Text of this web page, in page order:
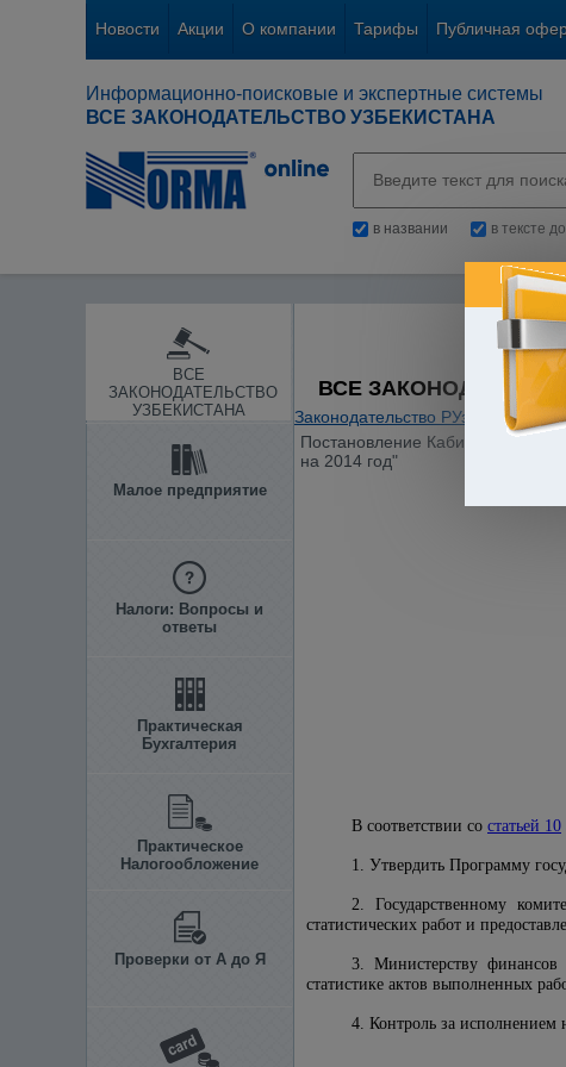
Новости Акции О компании Тарифы Публичная
Информационно-поисковые и экспертные системы
ВСЕ ЗАКОНОДАТЕЛЬСТВО УЗБЕКИСТАНА
в названии в тексте
ВСЕ
ЗАКОНОДАТЕЛЬСТВО
УЗБЕКИСТАНА
Малое предприятие
Налоги: Вопросы и
ответы
Практическая
Бухгалтерия
Практическое
Налогообложение
Проверки от А до Я
ВСЕ
Законодательство РУз
Постановление Кабинета
на 2014 год"
В соответствии со статьей 10
1. Утвердить Программу
2. Государственному
статистических работ и
3. Министерству финансов
статистике актов выполненных
4. Контроль за исполнением